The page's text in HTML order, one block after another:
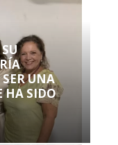
UNA
HA SIDO